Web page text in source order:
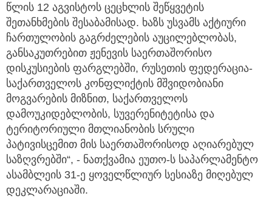
წლის 12 აგვისტოს ცეცხლის შეწყვეტის
შეთანხმების შესაბამისად. ხაზს უსვამს აქტიური
ჩართულობის გაგრძელების აუცილებლობას,
განსაკუთრებით ჟენევის საერთაშორისო
დისკუსიების ფარგლებში, რუსეთის ფედერაცია-
საქართველოს კონფლიქტის მშვიდობიანი
მოგვარების მიზნით, საქართველოს
დამოუკიდებლობის, სუვერენიტეტისა და
ტერიტორიული მთლიანობის სრული
პატივისცემით მის საერთაშორისოდ აღიარებულ
საზღვრებში“, - ნათქვამია ეუთო-ს საპარლამენტო
ასამბლეის 31-ე ყოველწლიურ სესიაზე მიღებულ
დეკლარაციაში.